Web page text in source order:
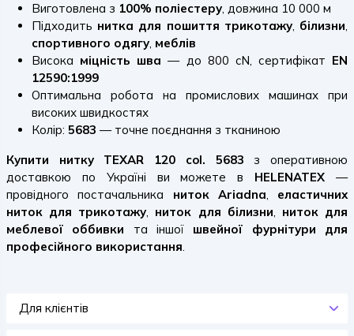
Виготовлена з 100% поліестеру, довжина 10 000 м
Підходить нитка для пошиття трикотажу, білизни,
спортивного одягу, меблів
Висока міцність шва — до 800 cN, сертифікат EN
12590:1999
Оптимальна робота на промислових машинах при
високих швидкостях
Колір: 5683 — точне поєднання з тканиною
Купити нитку TEXAR 120 col. 5683 з оперативною
доставкою по Україні ви можете в HELENATEX —
провідного постачальника ниток Ariadna, еластичних
ниток для трикотажу, ниток для білизни, ниток для
меблевої оббивки та іншої швейної фурнітури для
професійного використання.
Для клієнтів